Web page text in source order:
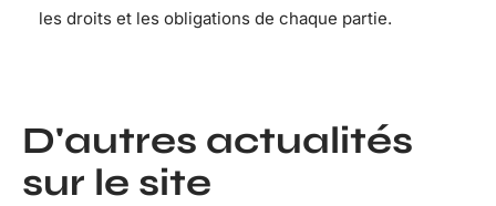
les droits et les obligations de chaque partie.
D'autres actualités
sur le site